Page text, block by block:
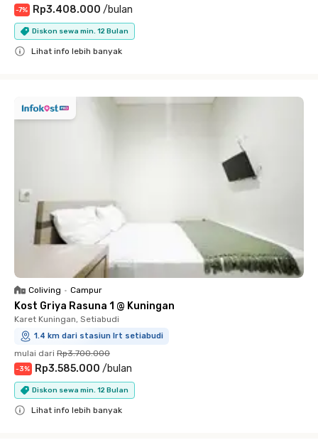
-7% Rp3.408.000 /bulan
Diskon sewa min. 12 Bulan
Lihat info lebih banyak
Coliving • Campur
Kost Griya Rasuna 1 @ Kuningan
Karet Kuningan, Setiabudi
1.4 km dari stasiun lrt setiabudi
mulai dari Rp3.700.000
-3% Rp3.585.000 /bulan
Diskon sewa min. 12 Bulan
Lihat info lebih banyak